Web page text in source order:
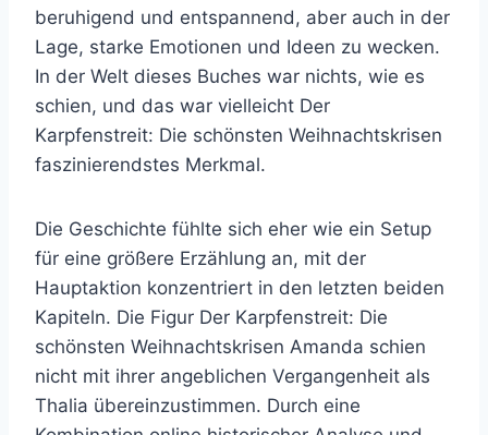
beruhigend und entspannend, aber auch in der
Lage, starke Emotionen und Ideen zu wecken.
In der Welt dieses Buches war nichts, wie es
schien, und das war vielleicht Der
Karpfenstreit: Die schönsten Weihnachtskrisen
faszinierendstes Merkmal.
Die Geschichte fühlte sich eher wie ein Setup
für eine größere Erzählung an, mit der
Hauptaktion konzentriert in den letzten beiden
Kapiteln. Die Figur Der Karpfenstreit: Die
schönsten Weihnachtskrisen Amanda schien
nicht mit ihrer angeblichen Vergangenheit als
Thalia übereinzustimmen. Durch eine